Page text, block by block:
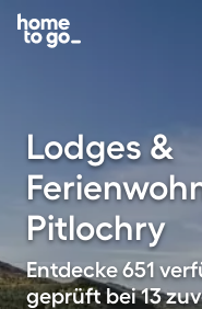
Lodges &
Pitlochry
Entdecke 651
geprüft bei 13